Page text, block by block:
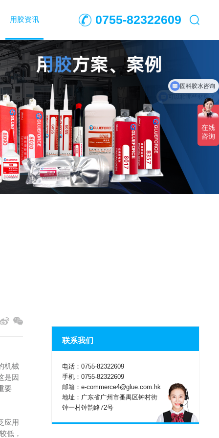
用胶资讯 0755-82322609
机械
是因
要
应用
低，
联系我们
电话：0755-82322609
手机：0755-82322609
邮箱：e-commerce4@glue.com.hk
地址：广东省广州市番禺区钟村街
钟一村钟韵路72号
可以粘哪些材料？